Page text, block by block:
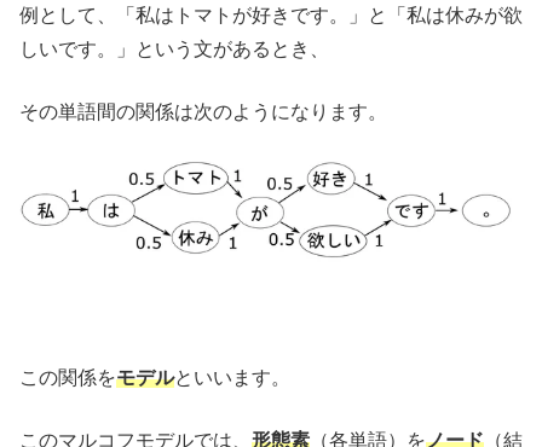
例として、「私はトマトが好きです。」と「私は休みが欲
しいです。」という文があるとき、
その単語間の関係は次のようになります。
この関係をモデルといいます。
このマルコフモデルでは、 形態素 （各単語）をノード （結